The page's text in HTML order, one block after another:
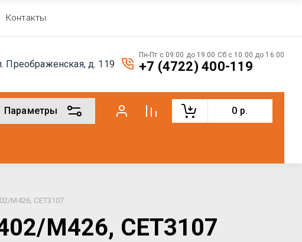
Контакты
Преображенская, д. 119
Пн-Пт с 09:00 до 19:00 Сб с 10:00 до 16:00
+7 (4722) 400-119
Параметры 0 р.
M426, CET3107
M426, CET3107